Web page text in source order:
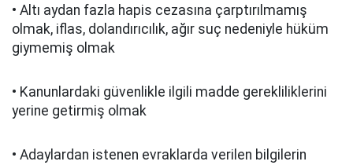
• Altı aydan fazla hapis cezasına çarptırılmamış
olmak, iflas, dolandırıcılık, ağır suç nedeniyle hüküm
giymemiş olmak
• Kanunlardaki güvenlikle ilgili madde gerekliliklerini
yerine getirmiş olmak
• Adaylardan istenen evraklarda verilen bilgilerin